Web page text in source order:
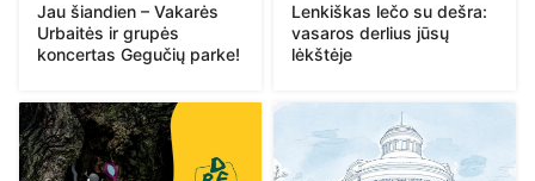
Jau šiandien – Vakarės
Urbaitės ir grupės
koncertas Gegučių parke!
Lenkiškas lečo su dešra:
vasaros derlius jūsų
lėkštėje